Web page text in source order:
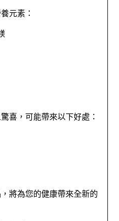
元素：
喜，可能帶來以下好處：
將為您的健康帶來全新的